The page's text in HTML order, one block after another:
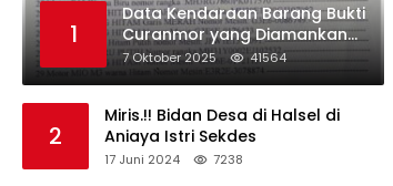
1
Data Kendaraan Barang Bukti
Curanmor yang Diamankan
oleh Polres Morowali
7 Oktober 2025 41564
2
Miris.!! Bidan Desa di Halsel di
Aniaya Istri Sekdes
17 Juni 2024 7238